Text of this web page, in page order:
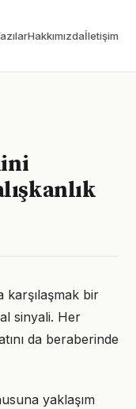
Hakkımızdaİletişim
karşılaşmak bir
sinyali. Her
da beraberinde
yaklaşım